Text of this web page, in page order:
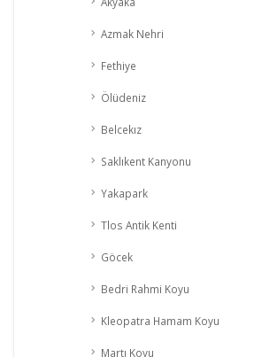
Azmak Nehri
Fethiye
Ölüdeniz
Belcekız
Saklıkent Kanyonu
Yakapark
Tlos Antik Kenti
Göcek
Bedri Rahmi Koyu
Kleopatra Hamam Koyu
Martı Koyu